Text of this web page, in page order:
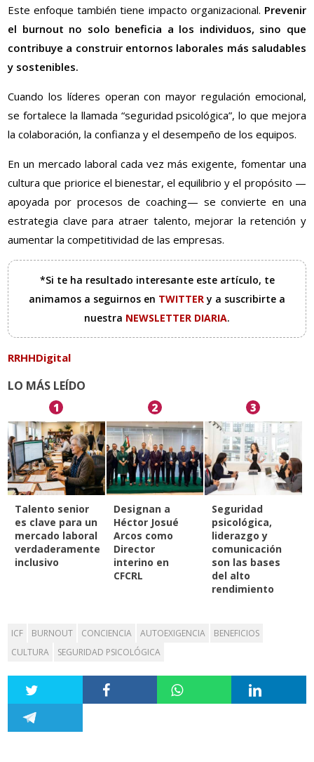
Este enfoque también tiene impacto organizacional. Prevenir
el burnout no solo beneficia a los individuos, sino que
contribuye a construir entornos laborales más saludables
y sostenibles.
Cuando los líderes operan con mayor regulación emocional,
se fortalece la llamada “seguridad psicológica”, lo que mejora
la colaboración, la confianza y el desempeño de los equipos.
En un mercado laboral cada vez más exigente, fomentar una
cultura que priorice el bienestar, el equilibrio y el propósito —
apoyada por procesos de coaching— se convierte en una
estrategia clave para atraer talento, mejorar la retención y
aumentar la competitividad de las empresas.
*Si te ha resultado interesante este artículo, te
animamos a seguirnos en TWITTERy a suscribirte a
nuestra NEWSLETTER DIARIA.
RRHHDigital
LO MÁS LEÍDO
1
Talento senior
es clave para un
mercado laboral
verdaderamente
inclusivo
2
Designan a
Héctor Josué
Arcos como
Director
interino en
CFCRL
3
Seguridad
psicológica,
liderazgo y
comunicación
son las bases
del alto
rendimiento
ICF BURNOUT CONCIENCIA AUTOEXIGENCIA
BENEFICIOS
CULTURA
SEGURIDAD PSICOLÓGICA